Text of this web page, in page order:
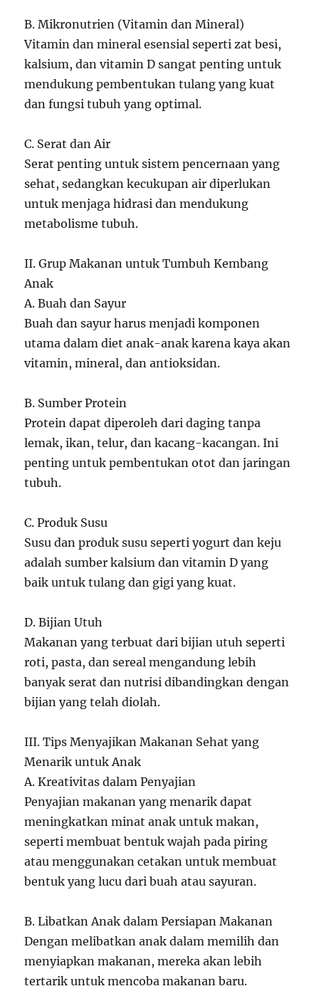
B. Mikronutrien (Vitamin dan Mineral)
Vitamin dan mineral esensial seperti zat besi,
kalsium, dan vitamin D sangat penting untuk
mendukung pembentukan tulang yang kuat
dan fungsi tubuh yang optimal.
C. Serat dan Air
Serat penting untuk sistem pencernaan yang
sehat, sedangkan kecukupan air diperlukan
untuk menjaga hidrasi dan mendukung
metabolisme tubuh.
II. Grup Makanan untuk Tumbuh Kembang
Anak
A. Buah dan Sayur
Buah dan sayur harus menjadi komponen
utama dalam diet anak-anak karena kaya akan
vitamin, mineral, dan antioksidan.
B. Sumber Protein
Protein dapat diperoleh dari daging tanpa
lemak, ikan, telur, dan kacang-kacangan. Ini
penting untuk pembentukan otot dan jaringan
tubuh.
C. Produk Susu
Susu dan produk susu seperti yogurt dan keju
adalah sumber kalsium dan vitamin D yang
baik untuk tulang dan gigi yang kuat.
D. Bijian Utuh
Makanan yang terbuat dari bijian utuh seperti
roti, pasta, dan sereal mengandung lebih
banyak serat dan nutrisi dibandingkan dengan
bijian yang telah diolah.
III. Tips Menyajikan Makanan Sehat yang
Menarik untuk Anak
A. Kreativitas dalam Penyajian
Penyajian makanan yang menarik dapat
meningkatkan minat anak untuk makan,
seperti membuat bentuk wajah pada piring
atau menggunakan cetakan untuk membuat
bentuk yang lucu dari buah atau sayuran.
B. Libatkan Anak dalam Persiapan Makanan
Dengan melibatkan anak dalam memilih dan
menyiapkan makanan, mereka akan lebih
tertarik untuk mencoba makanan baru.